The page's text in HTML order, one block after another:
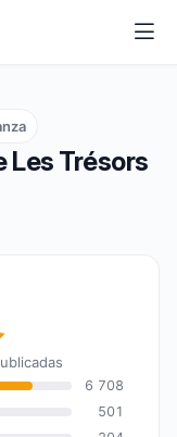
Les Trésors
global: 9,5
6 708
501